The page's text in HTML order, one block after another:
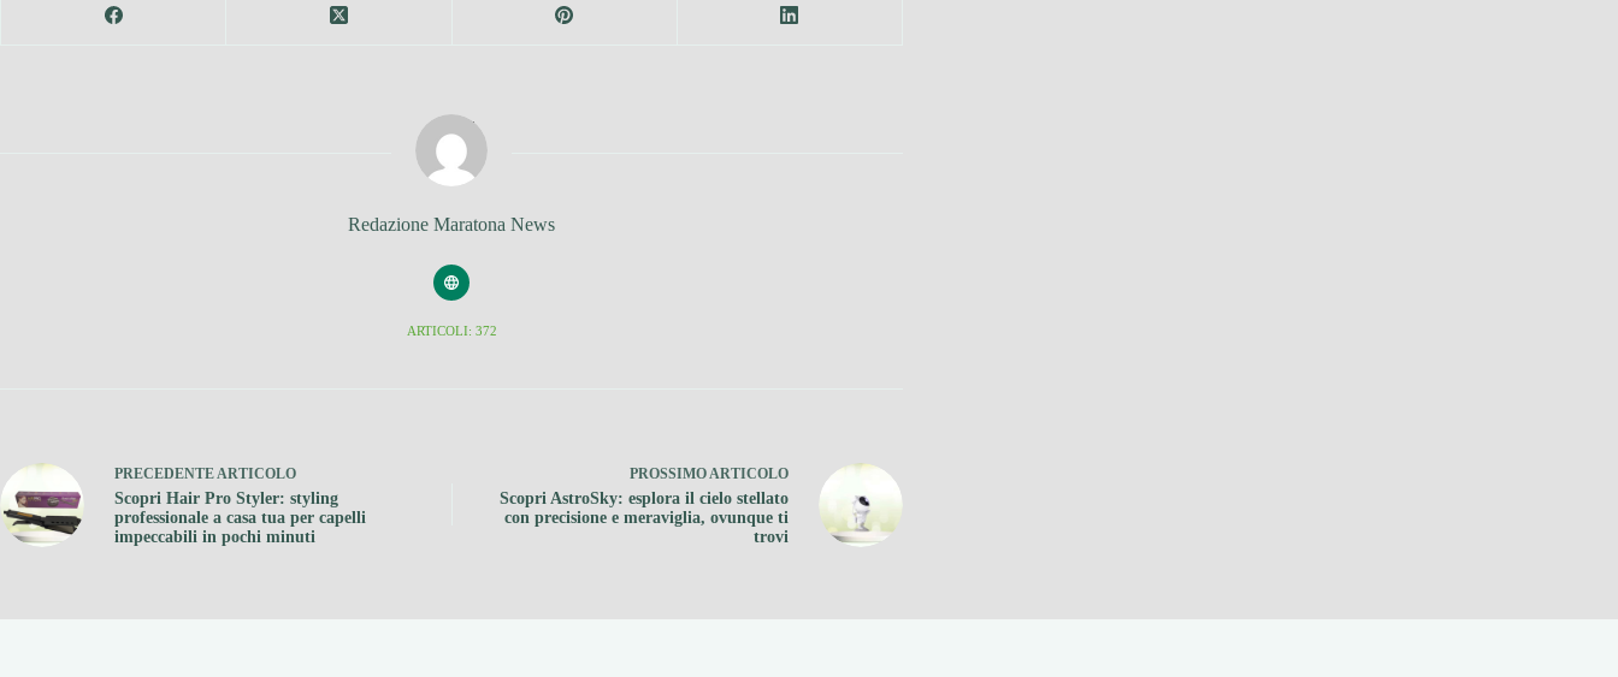
Redazione Maratona News
ARTICOLI: 372
PRECEDENTEARTICOLO
Scopri Hair Pro Styler: styling
professionale a casa tua per capelli
impeccabili in pochi minuti
PROSSIMOARTICOLO
Scopri AstroSky: esplora il cielo stellato
con precisione e meraviglia, ovunque ti
trovi